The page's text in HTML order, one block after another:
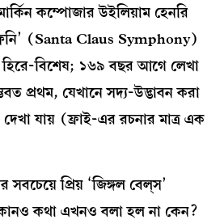
কম্পোজার উইলিয়াম হেনরি
(Santa Claus Symphony)
বিশেষ; ১৬৯ বছর আগে লেখা
প্রথম, যেখানে সদ্য-উদ্ভাবন করা
যায় (ফ্রাই-এর রচনার মাত্র এক
প্রিয় ‘জিঙ্গল বেল্‌স’
কথা এখনও বলা হল না কেন?